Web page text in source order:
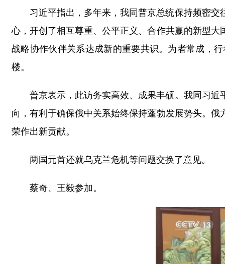
习近平指出，多年来，我同普京总统保持频密
心，开创了相互尊重、公平正义、合作共赢的新型
战略协作伙伴关系达成新的重要共识。为者常成，
楼。
普京表示，此访务实高效、成果丰硕。我同习
向，有利于确保俄中关系始终保持蓬勃发展势头。
荣作出新贡献。
两国元首还就乌克兰危机等问题交换了意见。
蔡奇、王毅参加。